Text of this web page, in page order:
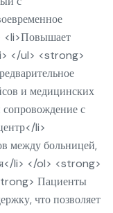
<li>Повышает
</ul> <strong>
и медицинских
с
li>
между больницей,
li> </ol> <strong>
Пациенты
что позволяет